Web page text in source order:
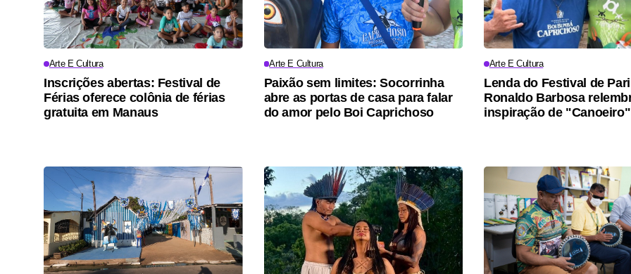
Arte E Cultura
Inscrições abertas: Festival de
Férias oferece colônia de férias
gratuita em Manaus
Arte E Cultura
Paixão sem limites: Socorrinha
abre as portas de casa para falar
do amor pelo Boi Caprichoso
Arte E Cultura
Lenda do Festival de
Ronaldo Barbosa
inspiração de "Canoeiro"